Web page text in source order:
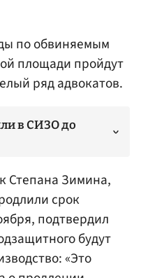
по обвиняемым
площади пройдут
ряд адвокатов.
в СИЗО до
Степана Зимина,
срок
подтвердил
будут
«Это